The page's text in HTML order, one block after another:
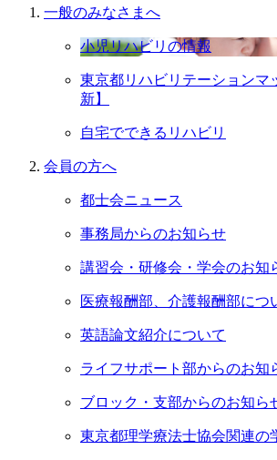
一般のみなさまへ
小児リハビリの情報
東京都リハビリテーション
新】
自宅でできるリハビリ
会員の⽅へ
都士会ニュース
事務局からのお知らせ
講習会・研修会・学会のお知
医療報酬部、介護報酬部につ
英語論文紹介について
ライフサポート部からのお知
ブロック・支部からのお知ら
東京都理学療法士協会関連の